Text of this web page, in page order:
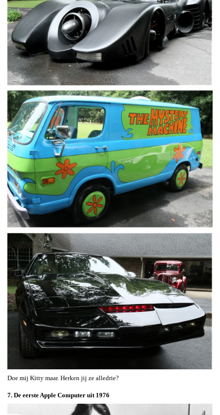
Doe mij Kitty maar. Herken jij ze alledrie?
7. De eerste Apple Computer uit 1976